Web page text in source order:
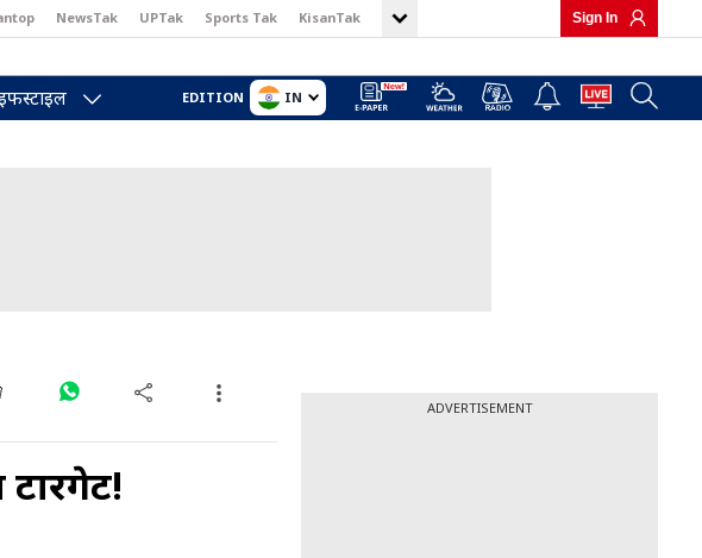
NewsTak UPTak Sports Tak KisanTak Sign In
EDITION IN
ADVERTISEMENT